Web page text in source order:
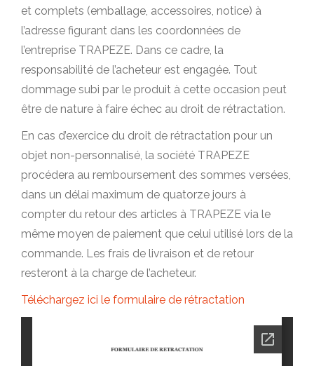
et complets (emballage, accessoires, notice) à
l’adresse figurant dans les coordonnées de
l’entreprise TRAPEZE. Dans ce cadre, la
responsabilité de l’acheteur est engagée. Tout
dommage subi par le produit à cette occasion peut
être de nature à faire échec au droit de rétractation.
En cas d’exercice du droit de rétractation pour un
objet non-personnalisé, la société TRAPEZE
procédera au remboursement des sommes versées,
dans un délai maximum de quatorze jours à
compter du retour des articles à TRAPEZE via le
même moyen de paiement que celui utilisé lors de la
commande. Les frais de livraison et de retour
resteront à la charge de l’acheteur.
Téléchargez ici le formulaire de rétractation